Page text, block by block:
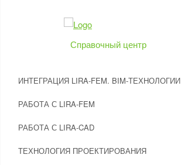
Справочный центр
ИНТЕГРАЦИЯ LIRA-FEM. BIM-ТЕХНОЛОГИИ
РАБОТА С LIRA-FEM
РАБОТА С LIRA-CAD
ТЕХНОЛОГИЯ ПРОЕКТИРОВАНИЯ